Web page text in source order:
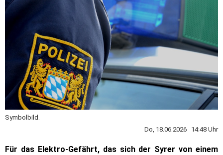
Symbolbild.
Do, 18.06.2026 14:48 Uhr
Für das Elektro-Gefährt, das sich der Syrer von einem